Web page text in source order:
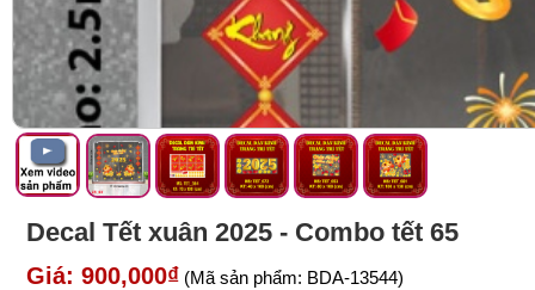
Decal Tết xuân 2025 - Combo tết 65
Giá: 900,000₫ (Mã sản phẩm: BDA-13544)